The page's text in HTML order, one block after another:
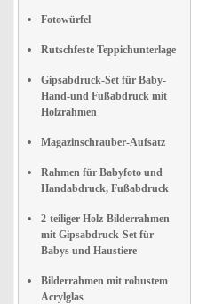
Fotowürfel
Rutschfeste Teppichunterlage
Gipsabdruck-Set für Baby-
Hand-und Fußabdruck mit
Holzrahmen
Magazinschrauber-Aufsatz
Rahmen für Babyfoto und
Handabdruck, Fußabdruck
2-teiliger Holz-Bilderrahmen
mit Gipsabdruck-Set für
Babys und Haustiere
Bilderrahmen mit robustem
Acrylglas